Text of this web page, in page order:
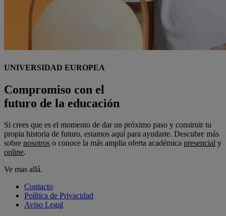
UNIVERSIDAD EUROPEA
Compromiso con el
futuro de la educación
Si crees que es el momento de dar un próximo paso y construir tu
propia historia de futuro, estamos aquí para ayudarte. Descubre más
sobre nosotros o conoce la más amplia oferta académica presencial y
online.
Ve mas allá.
Contacto
Política de Privacidad
Aviso Legal